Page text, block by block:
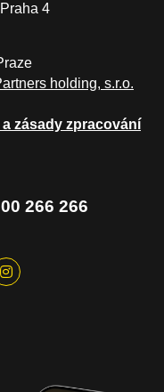
4
holding, s.r.o.
zásady zpracování
266 266